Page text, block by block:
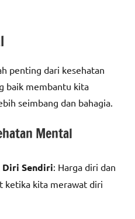
penting dari kesehatan
baik membantu kita
seimbang dan bahagia.
Mental
Diri Sendiri: Harga diri dan
ketika kita merawat diri